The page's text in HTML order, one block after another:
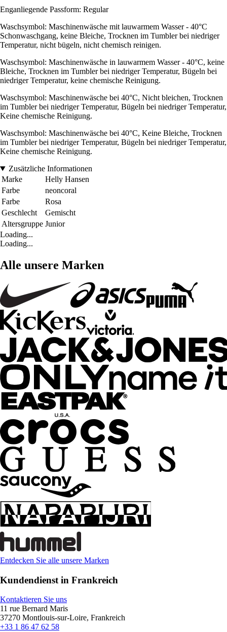
Enganliegende Passform: Regular
Waschsymbol: Maschinenwäsche mit lauwarmem Wasser - 40°C
Schonwaschgang, keine Bleiche, Trocknen im Tumbler bei niedriger
Temperatur, nicht bügeln, nicht chemisch reinigen.
Waschsymbol: Maschinenwäsche in lauwarmem Wasser - 40°C, keine
Bleiche, Trocknen im Tumbler bei niedriger Temperatur, Bügeln bei
niedriger Temperatur, keine chemische Reinigung.
Waschsymbol: Maschinenwäsche bei 40°C, Nicht bleichen, Trocknen
im Tumbler bei niedriger Temperatur, Bügeln bei niedriger Temperatur,
Keine chemische Reinigung.
Waschsymbol: Maschinenwäsche bei 40°C, Keine Bleiche, Trocknen
im Tumbler bei niedriger Temperatur, Bügeln bei niedriger Temperatur,
Keine chemische Reinigung.
Zusätzliche Informationen
Marke
Helly Hansen
Farbe
neoncoral
Farbe
Rosa
Geschlecht
Gemischt
Altersgruppe Junior
Loading...
Loading...
Alle unsere Marken
Entdecken Sie alle unsere Marken
Kundendienst in Frankreich
Kontaktieren Sie uns
11 rue Bernard Maris
37270 Montlouis-sur-Loire, Frankreich
+33 1 86 47 62 58